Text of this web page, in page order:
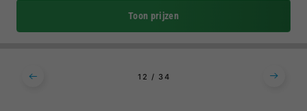
Toon prijzen
1 2 34